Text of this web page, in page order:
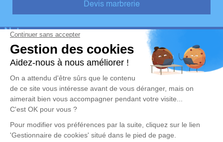
Devis marbrerie
Notre agence
Pompes Funèbres Hervé
02 55 60 50 00
1 Rue Pierre Fontaine - 37330 - Couesmes
4.7/5 - 10 avis
Nos Services
Monuments funéraires v1
Demande de rendez-vous en